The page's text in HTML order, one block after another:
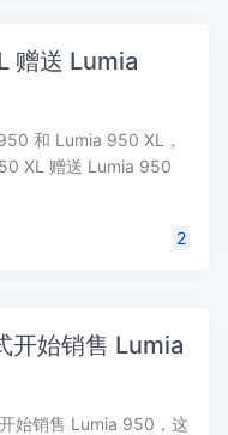
赠送 Lumia
和 Lumia 950 XL，
XL 赠送 Lumia 950
2
开始销售 Lumia
始销售 Lumia 950，这